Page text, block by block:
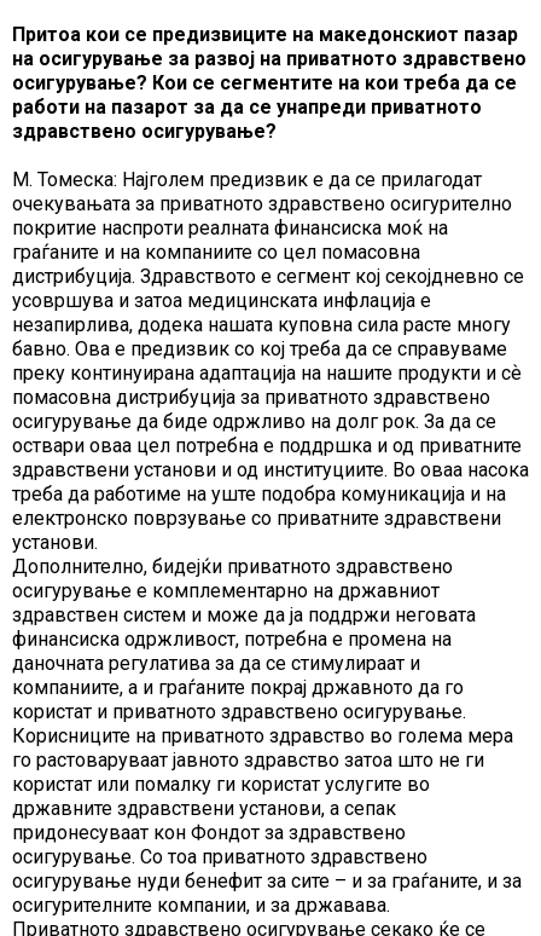
Притоа кои се предизвиците на македонскиот пазар
на осигурување за развој на приватното здравствено
осигурување? Кои се сегментите на кои треба да се
работи на пазарот за да се унапреди приватното
здравствено осигурување?
М. Томеска: Најголем предизвик е да се прилагодат
очекувањата за приватното здравствено осигурително
покритие наспроти реалната финансиска моќ на
граѓаните и на компаниите со цел помасовна
дистрибуција. Здравството е сегмент кој секојдневно се
усовршува и затоа медицинската инфлација е
незапирлива, додека нашата куповна сила расте многу
бавно. Ова е предизвик со кој треба да се справуваме
преку континуирана адаптација на нашите продукти и сѐ
помасовна дистрибуција за приватното здравствено
осигурување да биде одржливо на долг рок. За да се
оствари оваа цел потребна е поддршка и од приватните
здравствени установи и од институциите. Во оваа насока
треба да работиме на уште подобра комуникација и на
електронско поврзување со приватните здравствени
установи.
Дополнително, бидејќи приватното здравствено
осигурување е комплементарно на државниот
здравствен систем и може да ја поддржи неговата
финансиска одржливост, потребна е промена на
даночната регулатива за да се стимулираат и
компаниите, а и граѓаните покрај државното да го
користат и приватното здравствено осигурување.
Корисниците на приватното здравство во голема мера
го растоваруваат јавното здравство затоа што не ги
користат или помалку ги користат услугите во
државните здравствени установи, а сепак
придонесуваат кон Фондот за здравствено
осигурување. Со тоа приватното здравствено
осигурување нуди бенефит за сите – и за граѓаните, и за
осигурителните компании, и за државава.
Приватното здравствено осигурување секако ќе се